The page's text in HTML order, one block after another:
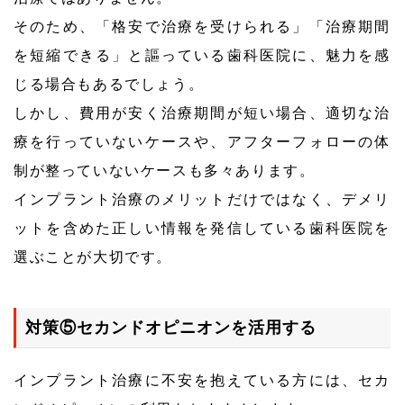
そのため、「格安で治療を受けられる」「治療期間
を短縮できる」と謳っている歯科医院に、魅力を感
じる場合もあるでしょう。
しかし、費用が安く治療期間が短い場合、適切な治
療を行っていないケースや、アフターフォローの体
制が整っていないケースも多々あります。
インプラント治療のメリットだけではなく、デメリ
ットを含めた正しい情報を発信している歯科医院を
選ぶことが大切です。
対策⑤セカンドオピニオンを活用する
インプラント治療に不安を抱えている方には、セカ